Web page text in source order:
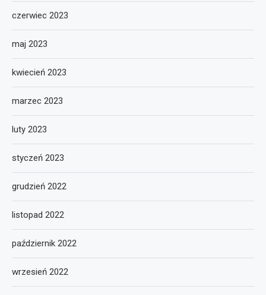
czerwiec 2023
maj 2023
kwiecień 2023
marzec 2023
luty 2023
styczeń 2023
grudzień 2022
listopad 2022
październik 2022
wrzesień 2022